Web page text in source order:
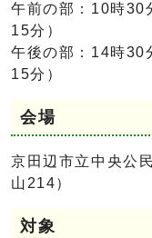
午前の部：10時30
15分）
午後の部：14時30
15分）
会場
京田辺市立中央公
山214）
対象